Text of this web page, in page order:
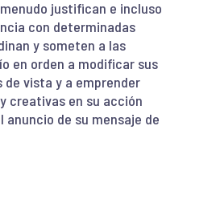
justifican e incluso
con determinadas
y someten a las
en orden a modificar sus
vista y a emprender
creativas en su acción
anuncio de su mensaje de